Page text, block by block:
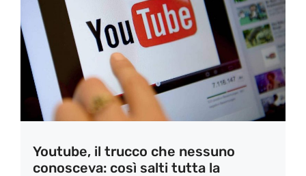
Youtube, il trucco che nessuno
conosceva: così salti tutta la